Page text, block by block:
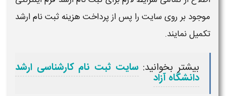
موجود بر روی سایت را پس از پرداخت هزینه ثبت نام ارشد
تکمیل نمایند.
بیشتر بخوانید: سایت ثبت نام کارشناسی ارشد
دانشگاه آزاد